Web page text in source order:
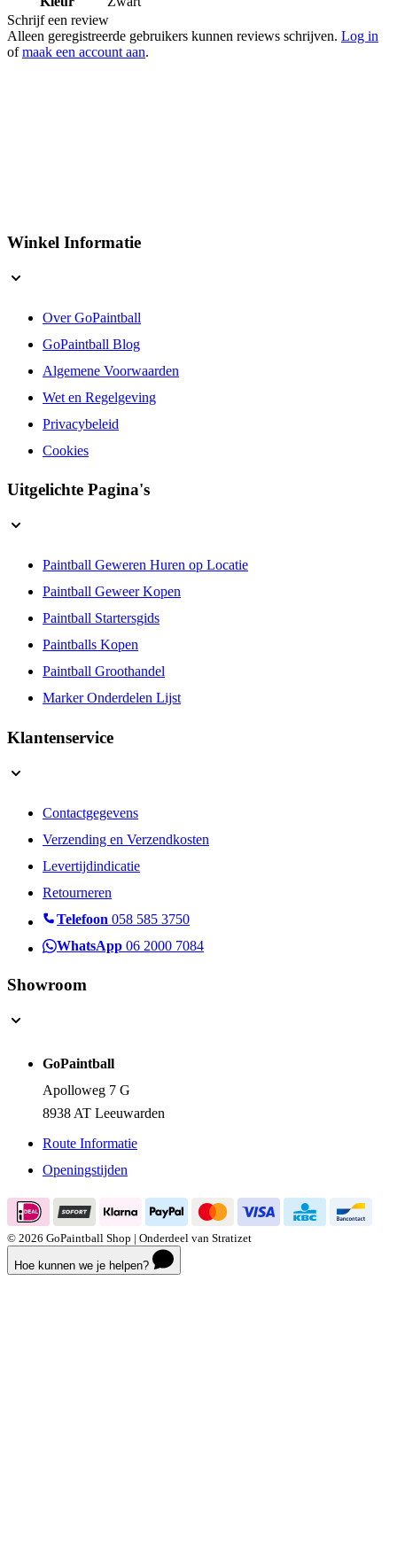
Alleen geregistreerde gebruikers kunnen reviews schrijven.
ofmaak een account aan.
GoPaintball Blog
Algemene Voorwaarden
Wet en Regelgeving
Privacybeleid
Cookies
Paintball Geweer Kopen
Paintball Startersgids
Paintballs Kopen
Paintball Groothandel
Marker Onderdelen Lijst
Verzending en Verzendkosten
Levertijdindicatie
Retourneren
Telefoon058 585 3750
WhatsApp06 2000 7084
Apolloweg 7 G
8938 AT Leeuwarden
Route Informatie
Openingstijden
© 2026 GoPaintball Shop | Onderdeel van Stratizet
Hoe kunnen we je helpen?